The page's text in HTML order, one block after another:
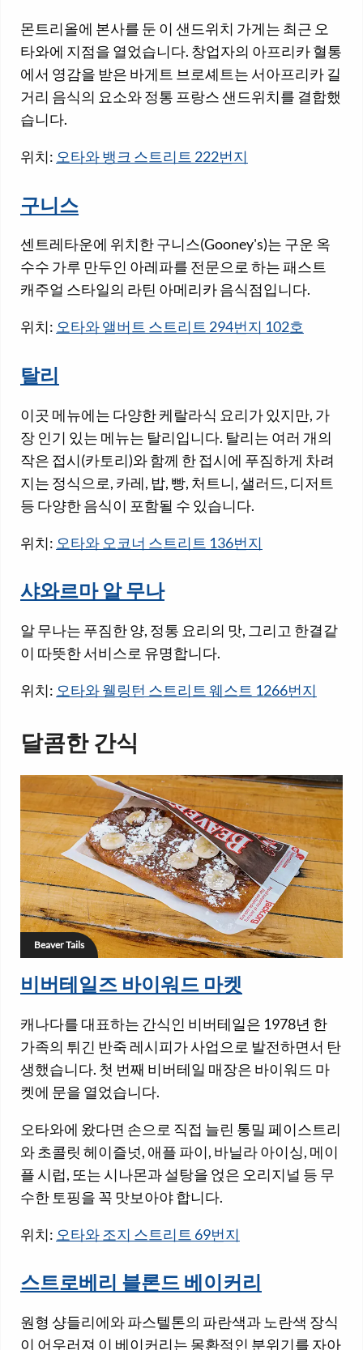
몬트리올에 본사를 둔 이 샌드위치 가게는 최근 오
타와에 지점을 열었습니다. 창업자의 아프리카 혈통
에서 영감을 받은 바게트 브로셰트는 서아프리카 길
거리 음식의 요소와 정통 프랑스 샌드위치를 결합했
습니다.
위치: 오타와 뱅크 스트리트 222번지
구니스
센트레타운에 위치한 구니스(Gooney's)는 구운 옥
수수 가루 만두인 아레파를 전문으로 하는 패스트
캐주얼 스타일의 라틴 아메리카 음식점입니다.
위치: 오타와 앨버트 스트리트 294번지 102호
탈리
이곳 메뉴에는 다양한 케랄라식 요리가 있지만, 가
장 인기 있는 메뉴는 탈리입니다. 탈리는 여러 개의
작은 접시(카토리)와 함께 한 접시에 푸짐하게 차려
지는 정식으로, 카레, 밥, 빵, 처트니, 샐러드, 디저트
등 다양한 음식이 포함될 수 있습니다.
위치: 오타와 오코너 스트리트 136번지
샤와르마 알 무나
알 무나는 푸짐한 양, 정통 요리의 맛, 그리고 한결같
이 따뜻한 서비스로 유명합니다.
위치: 오타와 웰링턴 스트리트 웨스트 1266번지
달콤한 간식
Beaver Tails
비버테일즈 바이워드 마켓
캐나다를 대표하는 간식인 비버테일은 1978년 한
가족의 튀긴 반죽 레시피가 사업으로 발전하면서 탄
생했습니다. 첫 번째 비버테일 매장은 바이워드 마
켓에 문을 열었습니다.
오타와에 왔다면 손으로 직접 늘린 통밀 페이스트리
와 초콜릿 헤이즐넛, 애플 파이, 바닐라 아이싱, 메이
플 시럽, 또는 시나몬과 설탕을 얹은 오리지널 등 무
수한 토핑을 꼭 맛보아야 합니다.
위치: 오타와 조지 스트리트 69번지
스트로베리 블론드 베이커리
원형 샹들리에와 파스텔톤의 파란색과 노란색 장식
이 어우러져 이 베이커리는 몽환적인 분위기를 자아